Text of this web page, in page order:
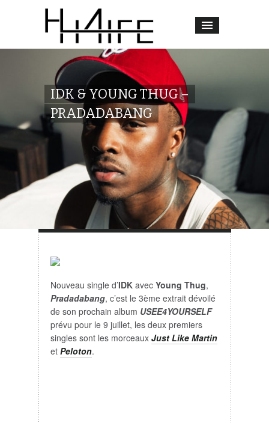
IDK & YOUNG THUG –
PRADADABANG
Nouveau single d’IDKavec Young Thug,
Pradadabang, c’est le 3ème extrait dévoilé
de son prochain album USEE4YOURSELF
prévu pour le 9 juillet, les deux premiers
singles sont les morceaux Just Like Martin
et Peloton.